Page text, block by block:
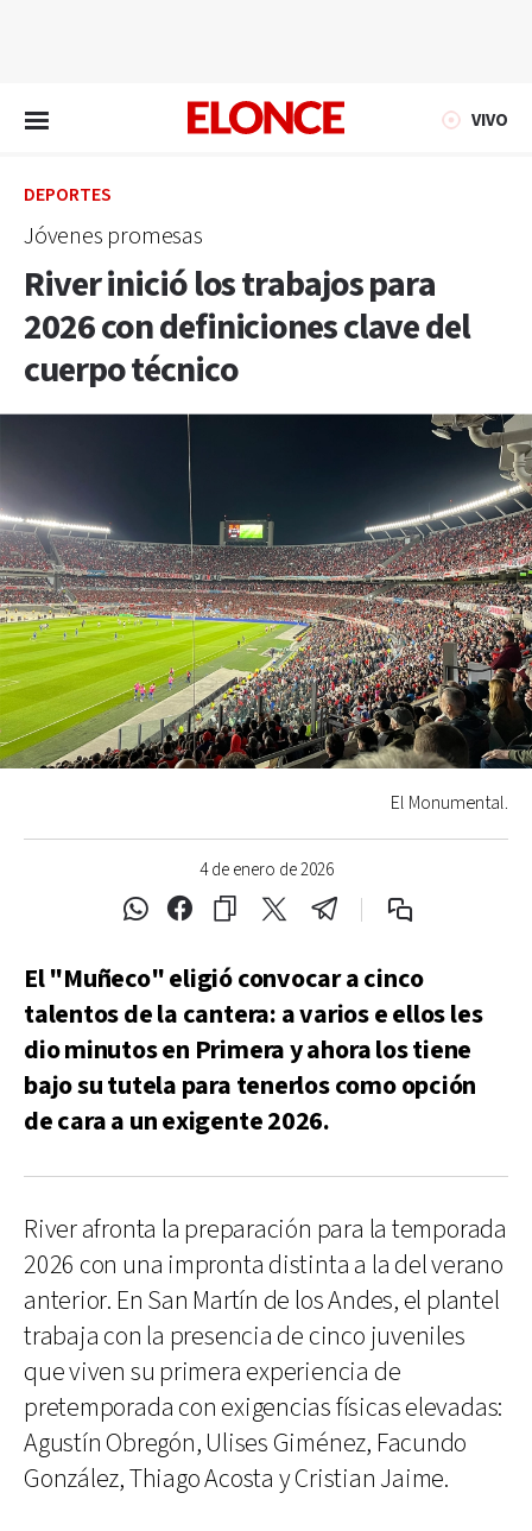
VIVO
DEPORTES
Jóvenes promesas
River inició los trabajos para
2026 con definiciones clave del
cuerpo técnico
4 de enero de 2026
El Monumental.
El "Muñeco" eligió convocar a cinco
talentos de la cantera: a varios e ellos les
dio minutos en Primera y ahora los tiene
bajo su tutela para tenerlos como opción
de cara a un exigente 2026.
River afronta la preparación para la temporada
2026 con una impronta distinta a la del verano
anterior. En San Martín de los Andes, el plantel
trabaja con la presencia de cinco juveniles
que viven su primera experiencia de
pretemporada con exigencias físicas elevadas:
Agustín Obregón, Ulises Giménez, Facundo
González, Thiago Acosta y Cristian Jaime.